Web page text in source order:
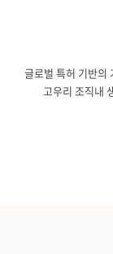
글로벌 특허 기반
고우리 조직내